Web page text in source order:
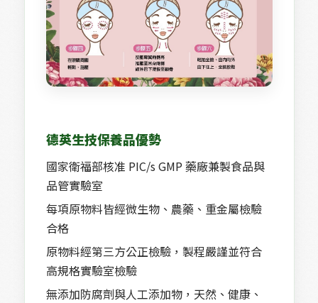
德英生技保養品優勢
國家衛福部核准 PIC/s GMP 藥廠兼製食品與
品管實驗室
每項原物料皆經微生物、農藥、重金屬檢驗
合格
原物料經第三方公正檢驗，製程嚴謹並符合
高規格實驗室檢驗
無添加防腐劑與人工添加物，天然、健康、